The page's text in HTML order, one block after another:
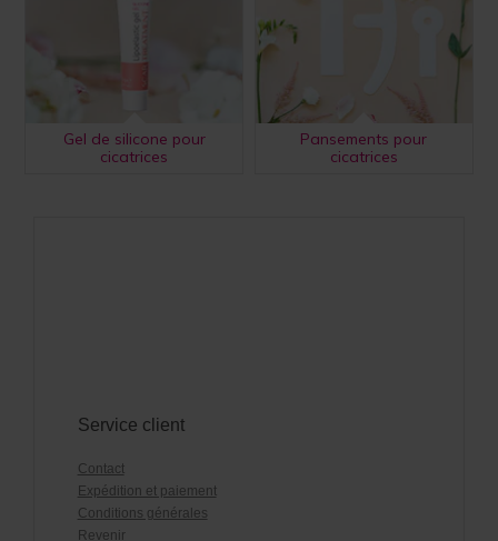
Gel de silicone pour
cicatrices
Pansements pour
cicatrices
Service client
Contact
Expédition et paiement
Conditions générales
Revenir